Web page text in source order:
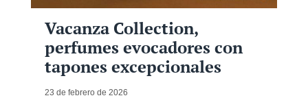
Vacanza Collection,
perfumes evocadores con
tapones excepcionales
23 de febrero de 2026